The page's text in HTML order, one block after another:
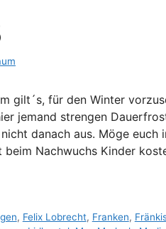
gilt´s, für den Winter
jemand strengen
danach aus. Möge euch
Nachwuchs Kinder
, Felix Lobrecht, Franken,